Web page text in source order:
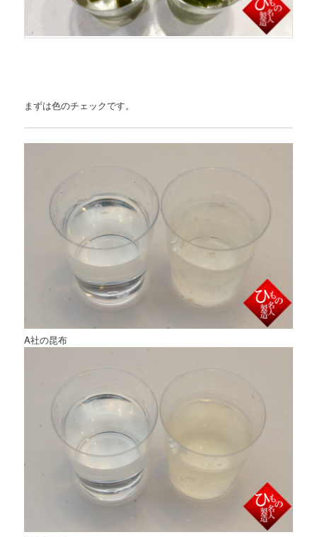
まずは色のチェックです。
A社の昆布